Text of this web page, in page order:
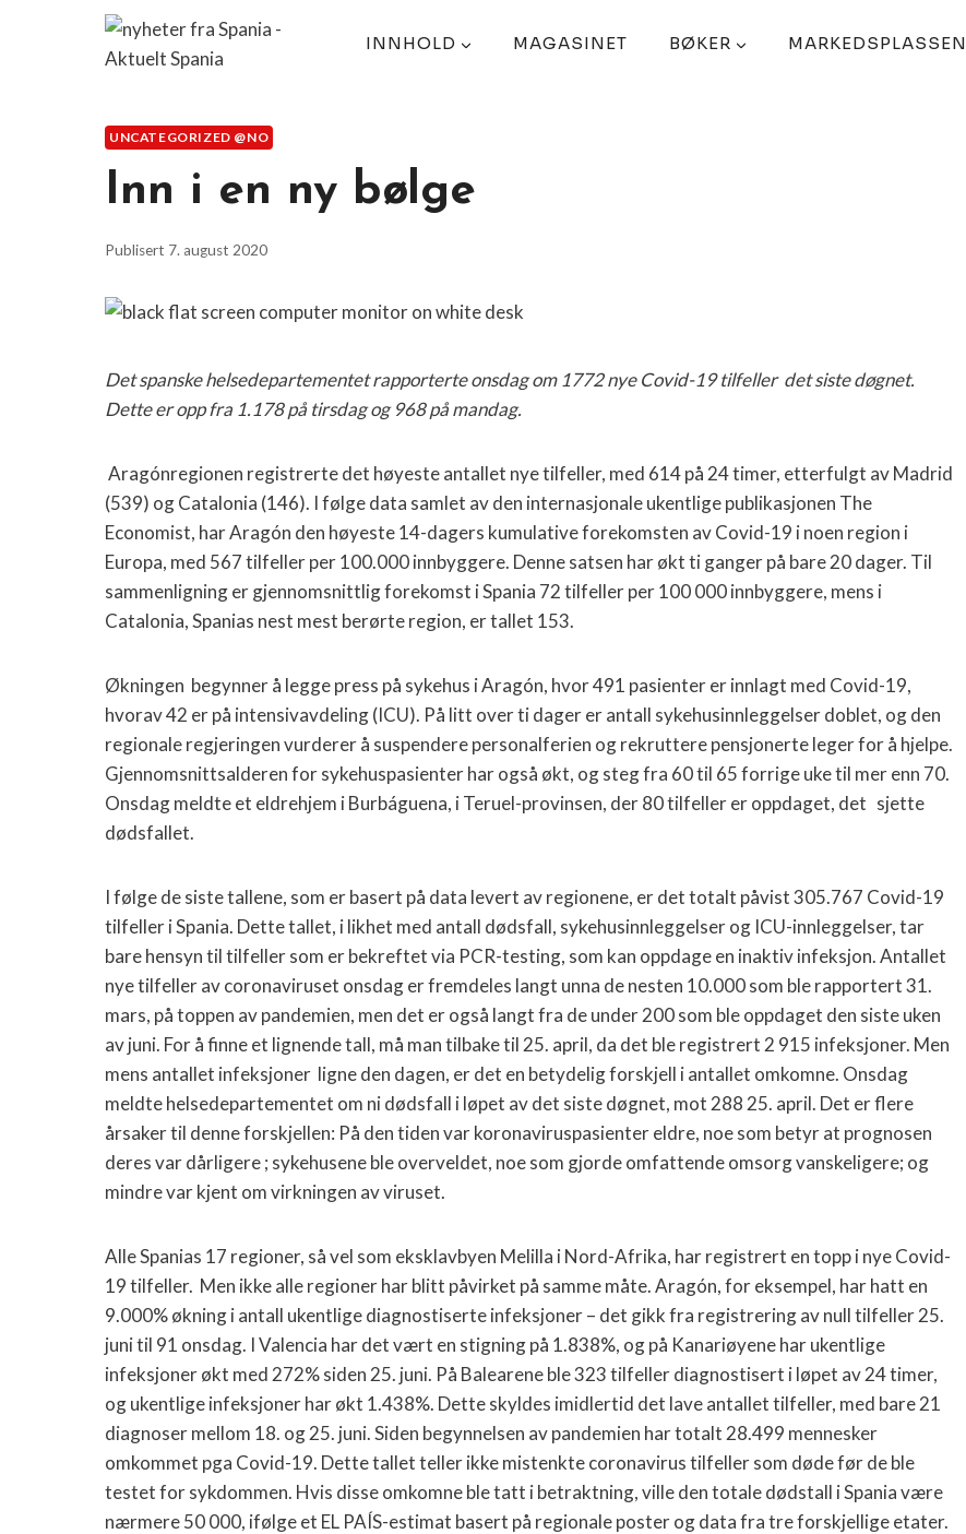
INNHOLD MAGASINET BØKER MARKEDSPLASSEN
UNCATEGORIZED @NO
Inn i en ny bølge
Publisert 7. august 2020
Det spanske helsedepartementet rapporterte onsdag om 1772 nye Covid-19 tilfeller det siste døgnet.
Dette er opp fra 1.178 på tirsdag og 968 på mandag.
Aragónregionen registrerte det høyeste antallet nye tilfeller, med 614 på 24 timer, etterfulgt av Madrid
(539) og Catalonia (146). I følge data samlet av den internasjonale ukentlige publikasjonen The
Economist, har Aragón den høyeste 14-dagers kumulative forekomsten av Covid-19 i noen region i
Europa, med 567 tilfeller per 100.000 innbyggere. Denne satsen har økt ti ganger på bare 20 dager. Til
sammenligning er gjennomsnittlig forekomst i Spania 72 tilfeller per 100 000 innbyggere, mens i
Catalonia, Spanias nest mest berørte region, er tallet 153.
Økningen begynner å legge press på sykehus i Aragón, hvor 491 pasienter er innlagt med Covid-19,
hvorav 42 er på intensivavdeling (ICU). På litt over ti dager er antall sykehusinnleggelser doblet, og den
regionale regjeringen vurderer å suspendere personalferien og rekruttere pensjonerte leger for å hjelpe.
Gjennomsnittsalderen for sykehuspasienter har også økt, og steg fra 60 til 65 forrige uke til mer enn 70.
Onsdag meldte et eldrehjem i Burbáguena, i Teruel-provinsen, der 80 tilfeller er oppdaget, det sjette
dødsfallet.
I følge de siste tallene, som er basert på data levert av regionene, er det totalt påvist 305.767 Covid-19
tilfeller i Spania. Dette tallet, i likhet med antall dødsfall, sykehusinnleggelser og ICU-innleggelser, tar
bare hensyn til tilfeller som er bekreftet via PCR-testing, som kan oppdage en inaktiv infeksjon. Antallet
nye tilfeller av coronaviruset onsdag er fremdeles langt unna de nesten 10.000 som ble rapportert 31.
mars, på toppen av pandemien, men det er også langt fra de under 200 som ble oppdaget den siste uken
av juni. For å finne et lignende tall, må man tilbake til 25. april, da det ble registrert 2 915 infeksjoner. Men
mens antallet infeksjoner ligne den dagen, er det en betydelig forskjell i antallet omkomne. Onsdag
meldte helsedepartementet om ni dødsfall i løpet av det siste døgnet, mot 288 25. april. Det er flere
årsaker til denne forskjellen: På den tiden var koronaviruspasienter eldre, noe som betyr at prognosen
deres var dårligere ; sykehusene ble overveldet, noe som gjorde omfattende omsorg vanskeligere; og
mindre var kjent om virkningen av viruset.
Alle Spanias 17 regioner, så vel som eksklavbyen Melilla i Nord-Afrika, har registrert en topp i nye Covid-
19 tilfeller. Men ikke alle regioner har blitt påvirket på samme måte. Aragón, for eksempel, har hatt en
9.000% økning i antall ukentlige diagnostiserte infeksjoner – det gikk fra registrering av null tilfeller 25.
juni til 91 onsdag. I Valencia har det vært en stigning på 1.838%, og på Kanariøyene har ukentlige
infeksjoner økt med 272% siden 25. juni. På Balearene ble 323 tilfeller diagnostisert i løpet av 24 timer,
og ukentlige infeksjoner har økt 1.438%. Dette skyldes imidlertid det lave antallet tilfeller, med bare 21
diagnoser mellom 18. og 25. juni. Siden begynnelsen av pandemien har totalt 28.499 mennesker
omkommet pga Covid-19. Dette tallet teller ikke mistenkte coronavirus tilfeller som døde før de ble
testet for sykdommen. Hvis disse omkomne ble tatt i betraktning, ville den totale dødstall i Spania være
nærmere 50 000, ifølge et EL PAÍS-estimat basert på regionale poster og data fra tre forskjellige etater.